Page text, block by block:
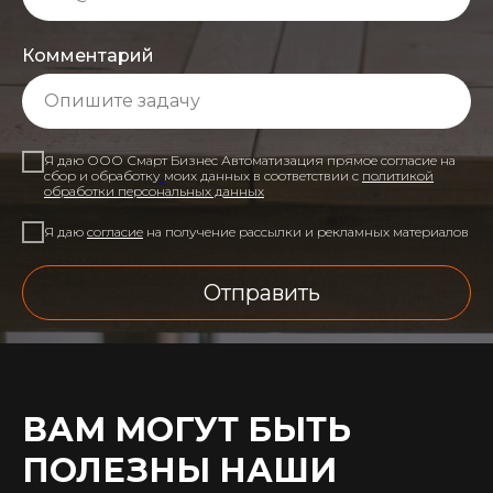
Я даю ООО Смарт Бизнес Автоматизация прямое согласие на
сбор и обработку моих данных в соответствии с политикой
обработки персональных данных
Я даю согласие на получение рассылки и рекламных материалов
Комментарий
Отправить
ВАМ МОГУТ БЫТЬ
ПОЛЕЗНЫ НАШИ